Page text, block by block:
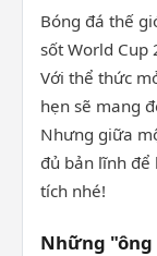
Bóng đá thế
sốt World Cup
Với thể thức
hẹn sẽ mang
Nhưng giữa
đủ bản lĩnh để
tích nhé!
Những